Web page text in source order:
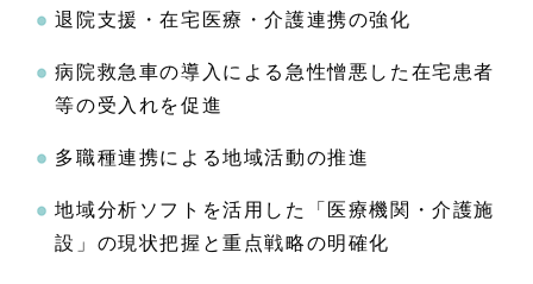
退院支援・在宅医療・介護連携の強化
病院救急車の導入による急性憎悪した在宅患者
等の受入れを促進
多職種連携による地域活動の推進
地域分析ソフトを活用した「医療機関・介護施
設」の現状把握と重点戦略の明確化